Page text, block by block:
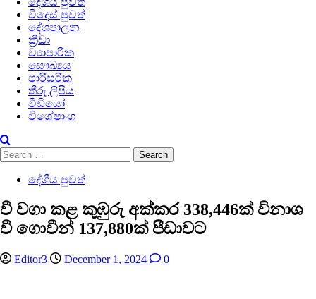
විදෙස් පුවත්
දේශපාලන
ක්‍රීඩා
ව්‍යාපාරික
සෞඛ්‍යය
පාරිසරික
තීරු ලිපිය
වීඩියෝ
විශේෂාංග
Search
for:
දේශීය පුවත්
වී වගා කළ කුඹුරු අක්කර 338,446ක් විනාශ
වී ගොවීන් 137,880ක් පීඩාවට
Editor3 December 1, 2024 0